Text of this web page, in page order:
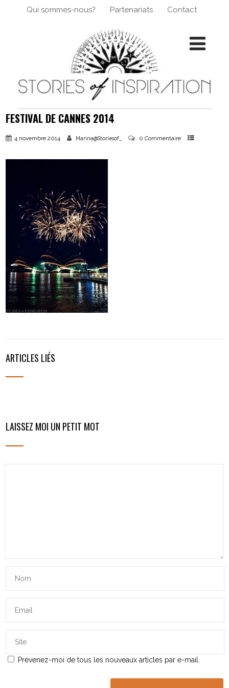
Qui sommes-nous? Partenariats Contact
FESTIVAL DE CANNES 2014
4 novembre 2014 Marina@Storiesof_ 0 Commentaire
ARTICLES LIÉS
LAISSEZ MOI UN PETIT MOT
Prévenez-moi de tous les nouveaux articles par e-mail.